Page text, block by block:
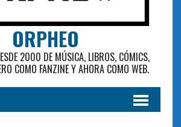
ORPHEO
2000 DE MÚSICA, LIBROS, CÓMICS,
COMO FANZINE Y AHORA COMO WEB.